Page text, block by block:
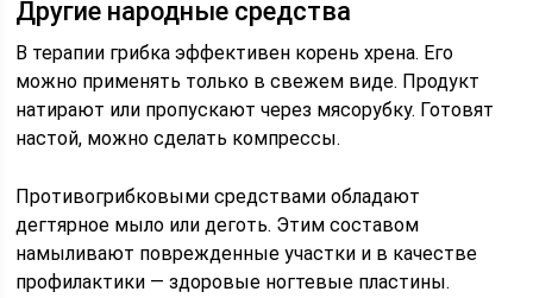
Другие народные средства
В терапии грибка эффективен корень хрена. Его
можно применять только в свежем виде. Продукт
натирают или пропускают через мясорубку. Готовят
настой, можно сделать компрессы.
Противогрибковыми средствами обладают
дегтярное мыло или деготь. Этим составом
намыливают поврежденные участки и в качестве
профилактики — здоровые ногтевые пластины.